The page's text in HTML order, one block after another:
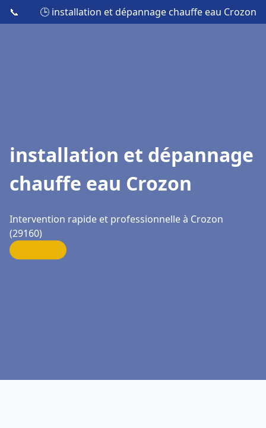
📞 🕒 installation et dépannage chauffe eau Crozon
installation et dépannage
chauffe eau Crozon
Intervention rapide et professionnelle à Crozon
(29160)